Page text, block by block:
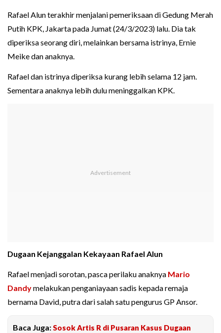
Rafael Alun terakhir menjalani pemeriksaan di Gedung Merah
Putih KPK, Jakarta pada Jumat (24/3/2023) lalu. Dia tak
diperiksa seorang diri, melainkan bersama istrinya, Ernie
Meike dan anaknya.
Rafael dan istrinya diperiksa kurang lebih selama 12 jam.
Sementara anaknya lebih dulu meninggalkan KPK.
Dugaan Kejanggalan Kekayaan Rafael Alun
Rafael menjadi sorotan, pasca perilaku anaknya Mario
Dandymelakukan penganiayaan sadis kepada remaja
bernama David, putra dari salah satu pengurus GP Ansor.
Baca Juga:Sosok Artis R di Pusaran Kasus Dugaan